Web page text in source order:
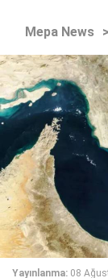
Mepa News >
Yayınlanma: 08